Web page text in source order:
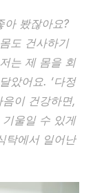
아 봤잖아요?
도 건사하기
는 제 몸을 회
았어요. ‘다정
이 건강하면,
울일 수 있게
탁에서 일어난